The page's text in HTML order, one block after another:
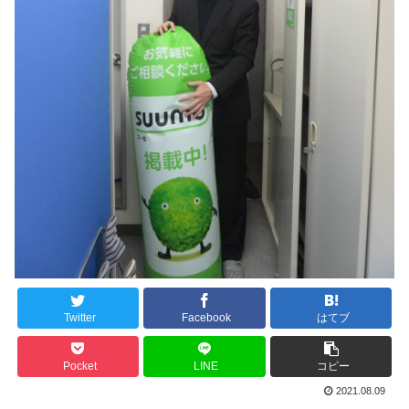
Twitter Facebook はてブ
Pocket LINE コピー
2021.08.09